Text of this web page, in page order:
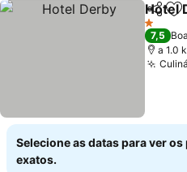
Hotel
1 Estrelas
7,5 Boa
a 1.0
Selecione as datas para ver
exatos.